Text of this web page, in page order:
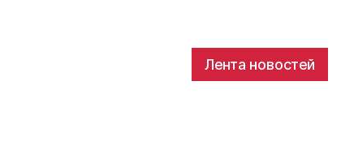
Лента новостей